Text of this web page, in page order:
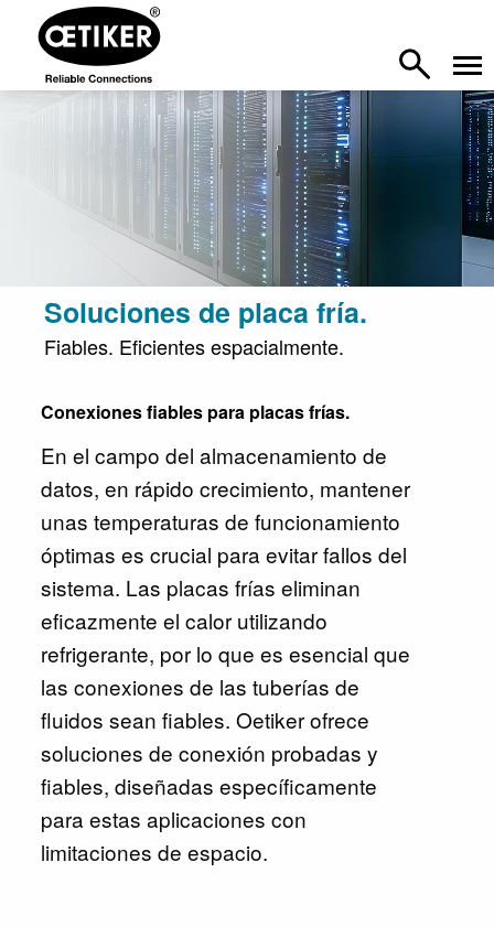
Soluciones de placa fría.
Fiables. Eficientes espacialmente.
Conexiones fiables para placas frías.
En el campo del almacenamiento de
datos, en rápido crecimiento, mantener
unas temperaturas de funcionamiento
óptimas es crucial para evitar fallos del
sistema. Las placas frías eliminan
eficazmente el calor utilizando
refrigerante, por lo que es esencial que
las conexiones de las tuberías de
fluidos sean fiables. Oetiker ofrece
soluciones de conexión probadas y
fiables, diseñadas específicamente
para estas aplicaciones con
limitaciones de espacio.